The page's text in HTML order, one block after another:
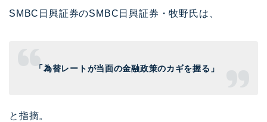
SMBC日興証券のSMBC日興証券 ・牧野氏は、
「為替レートが当面の金融政策のカギを握る」
と指摘。